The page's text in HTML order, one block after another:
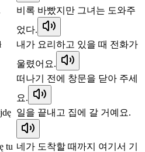
비록 바빴지만 그녀는 도와주
었다.
내가 요리하고 있을 때 전화가
울렸어요.
떠나기 전에 창문을 닫아 주세
요.
일을 끝내고 집에 갈 거예요.
tu 네가 도착할 때까지 여기서 기